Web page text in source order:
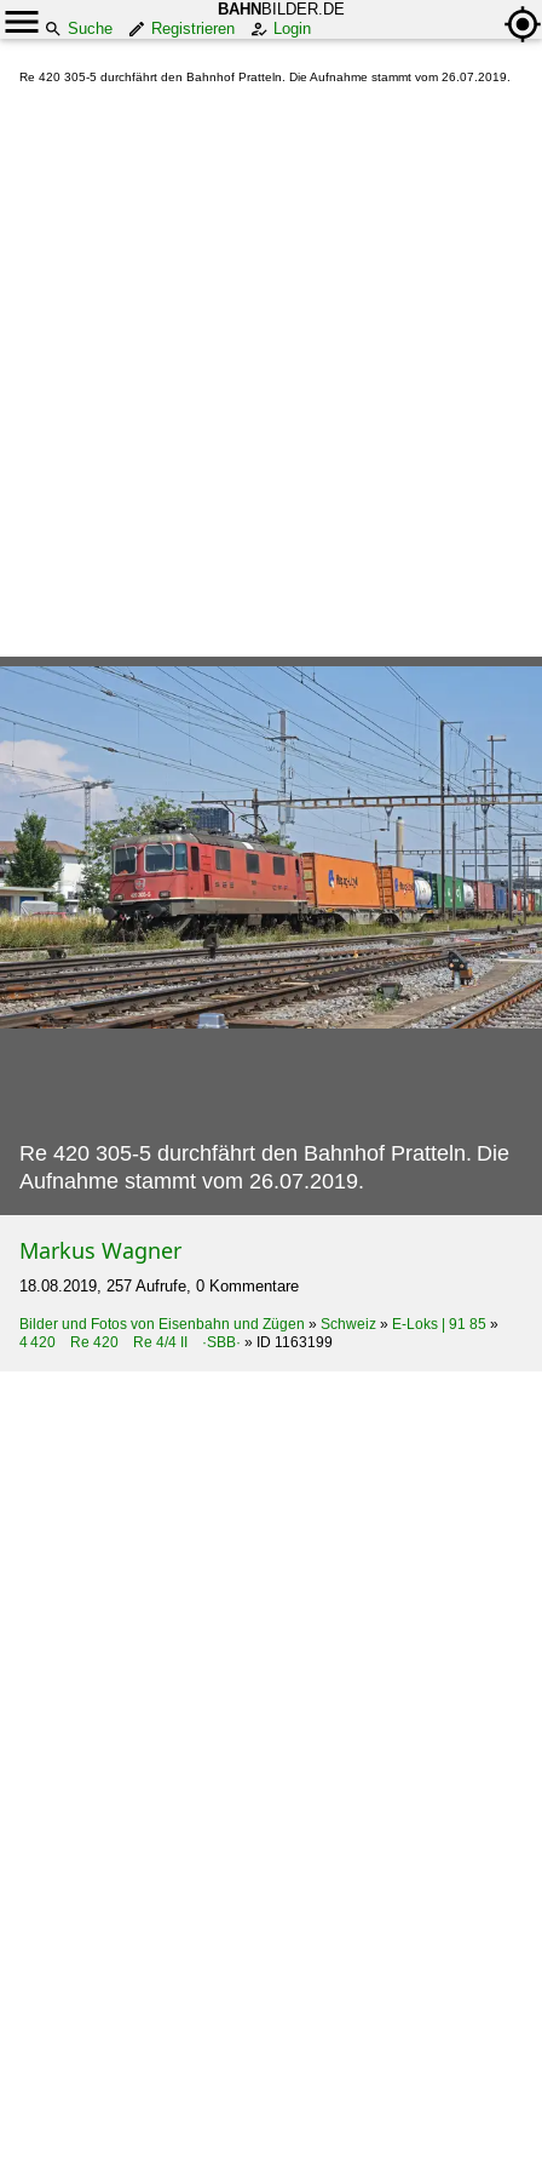
BAHN BILDER.DE
Suche
Registrieren Login
Re 420 305-5 durchfährt den Bahnhof Pratteln. Die Aufnahme stammt vom 26.07.2019.
Re 420 305-5 durchfährt den Bahnhof Pratteln. Die
Aufnahme stammt vom 26.07.2019.
Markus Wagner
18.08.2019, 257 Aufrufe, 0 Kommentare
Bilder und Fotos von Eisenbahn und Zügen » Schweiz » E-Loks | 91 85 »
4 420 Re 420 Re 4/4 II ·SBB· » ID 1163199